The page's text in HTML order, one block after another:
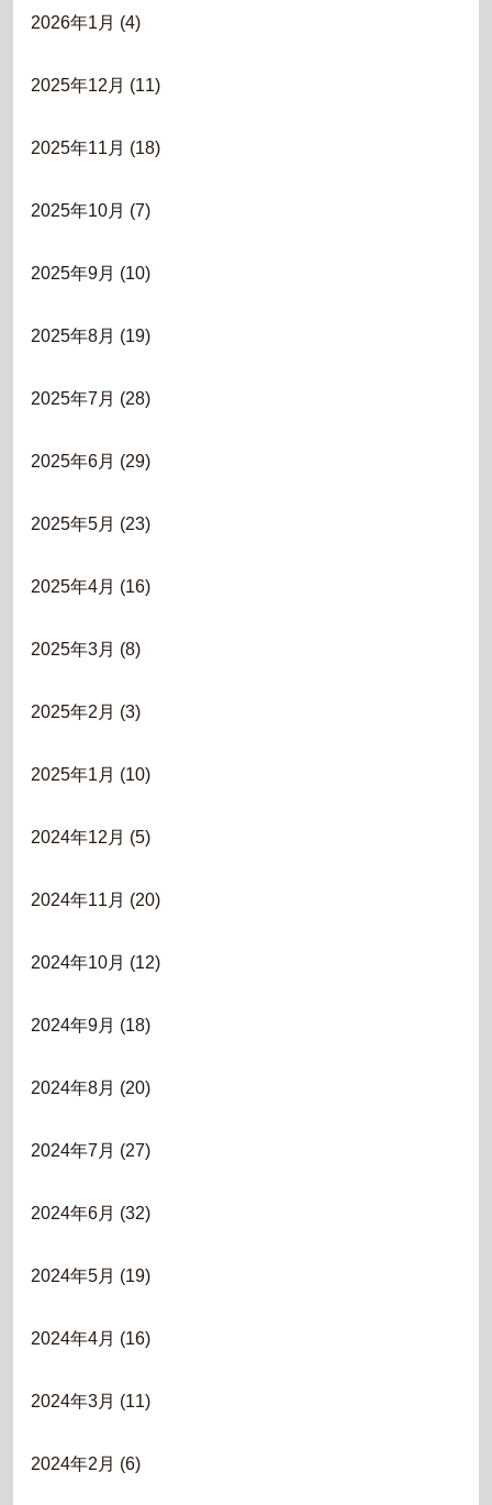
2026年1月 (4)
2025年12月 (11)
2025年11月 (18)
2025年10月 (7)
2025年9月 (10)
2025年8月 (19)
2025年7月 (28)
2025年6月 (29)
2025年5月 (23)
2025年4月 (16)
2025年3月 (8)
2025年2月 (3)
2025年1月 (10)
2024年12月 (5)
2024年11月 (20)
2024年10月 (12)
2024年9月 (18)
2024年8月 (20)
2024年7月 (27)
2024年6月 (32)
2024年5月 (19)
2024年4月 (16)
2024年3月 (11)
2024年2月 (6)